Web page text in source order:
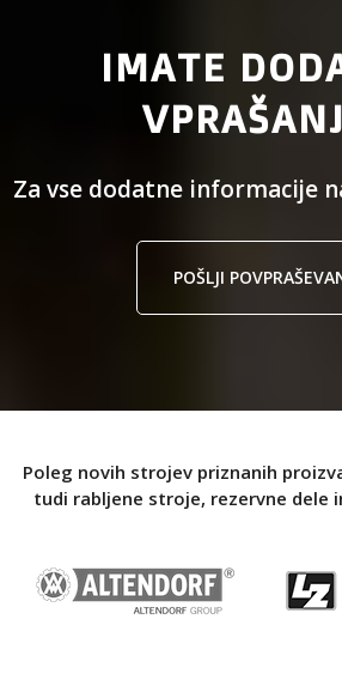
IMATE
Za vse dodatne informacije
POŠLJI
Poleg novih strojev priznanih
tudi rabljene stroje, rezervne dele